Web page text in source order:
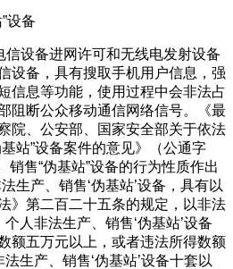
设备
设备进网许可和无线电发射设备
设备，具有搜取手机用户信息，强
信息等功能，使用过程中会非法占
阻断公众移动通信网络信号。《最
院、公安部、国家安全部关于依法
站”设备案件的意见》（公通字
销售“伪基站”设备的行为性质作出
生产、销售‘伪基站’设备，具有以
》第二百二十五条的规定，以非法
人非法生产、销售‘伪基站’设备
额五万元以上，或者违法所得数额
生产、销售‘伪基站’设备十套以